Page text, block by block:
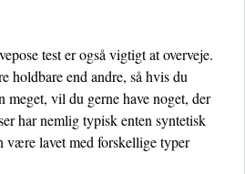
test er også vigtigt at overveje.
holdbare end andre, så hvis du
meget, vil du gerne have noget, der
har nemlig typisk enten syntetisk
være lavet med forskellige typer